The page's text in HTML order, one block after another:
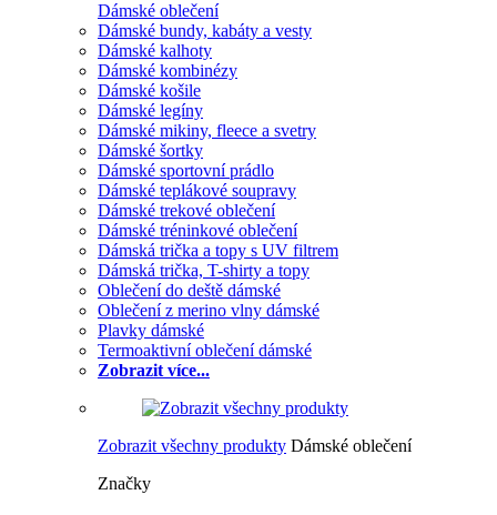
Dámské oblečení
Dámské bundy, kabáty a vesty
Dámské kalhoty
Dámské kombinézy
Dámské košile
Dámské legíny
Dámské mikiny, fleece a svetry
Dámské šortky
Dámské sportovní prádlo
Dámské teplákové soupravy
Dámské trekové oblečení
Dámské tréninkové oblečení
Dámská trička a topy s UV filtrem
Dámská trička, T-shirty a topy
Oblečení do deště dámské
Oblečení z merino vlny dámské
Plavky dámské
Termoaktivní oblečení dámské
Zobrazit více...
Zobrazit všechny produkty Dámské oblečení
Značky